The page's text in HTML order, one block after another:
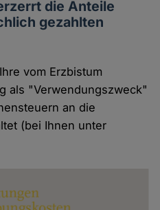
die Anteile
gezahlten
vom Erzbistum
als "Verwendungszweck"
an die
(bei Ihnen unter